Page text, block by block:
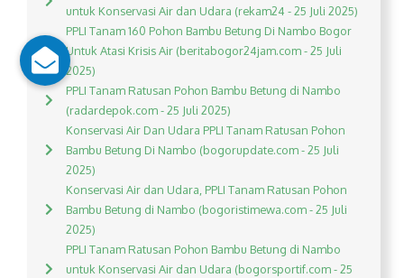
untuk Konservasi Air dan Udara (rekam24 - 25 Juli 2025)
PPLI Tanam 160 Pohon Bambu Betung Di Nambo Bogor
Untuk Atasi Krisis Air (beritabogor24jam.com - 25 Juli
2025)
PPLI Tanam Ratusan Pohon Bambu Betung di Nambo
(radardepok.com - 25 Juli 2025)
Konservasi Air Dan Udara PPLI Tanam Ratusan Pohon
Bambu Betung Di Nambo (bogorupdate.com - 25 Juli
2025)
Konservasi Air dan Udara, PPLI Tanam Ratusan Pohon
Bambu Betung di Nambo (bogoristimewa.com - 25 Juli
2025)
PPLI Tanam Ratusan Pohon Bambu Betung di Nambo
untuk Konservasi Air dan Udara (bogorsportif.com - 25